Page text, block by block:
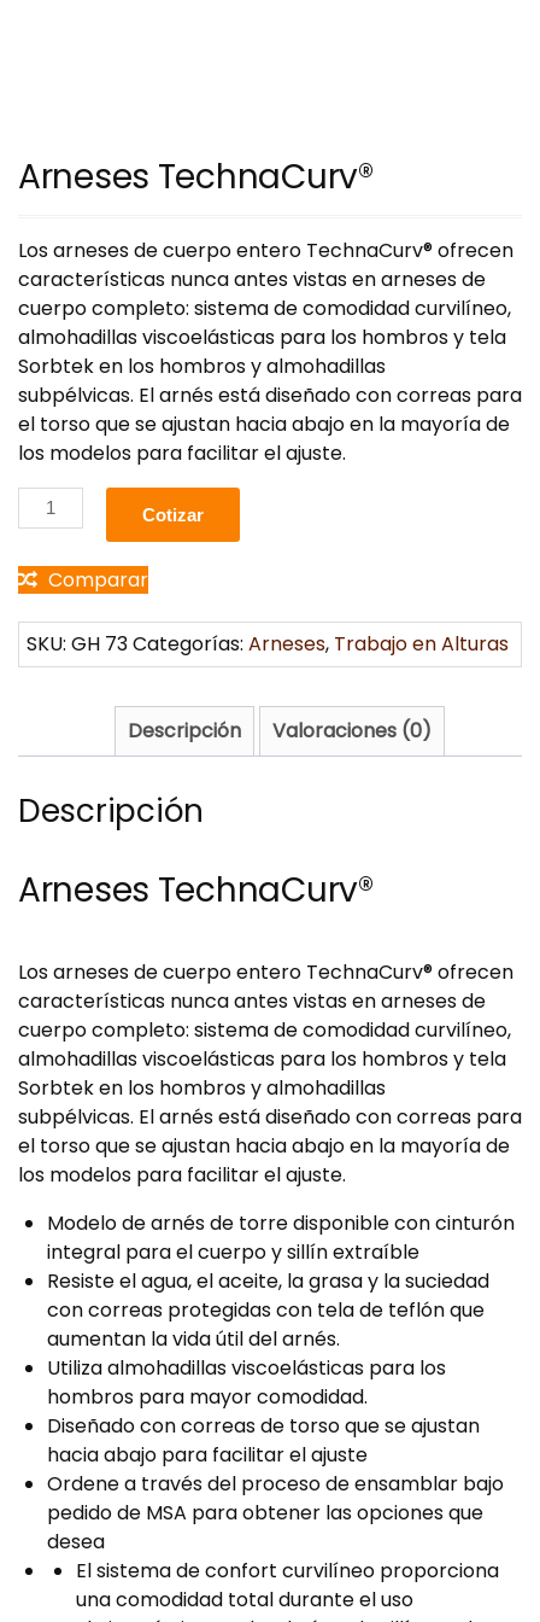
Arneses TechnaCurv®
Los arneses de cuerpo entero TechnaCurv® ofrecen
características nunca antes vistas en arneses de
cuerpo completo: sistema de comodidad curvilíneo,
almohadillas viscoelásticas para los hombros y tela
Sorbtek en los hombros y almohadillas
subpélvicas. El arnés está diseñado con correas para
el torso que se ajustan hacia abajo en la mayoría de
los modelos para facilitar el ajuste.
Cotizar
Comparar
SKU: GH 73Categorías: Arneses, Trabajo en Alturas
Descripción Valoraciones (0)
Descripción
Arneses TechnaCurv®
Los arneses de cuerpo entero TechnaCurv® ofrecen
características nunca antes vistas en arneses de
cuerpo completo: sistema de comodidad curvilíneo,
almohadillas viscoelásticas para los hombros y tela
Sorbtek en los hombros y almohadillas
subpélvicas. El arnés está diseñado con correas para
el torso que se ajustan hacia abajo en la mayoría de
los modelos para facilitar el ajuste.
Modelo de arnés de torre disponible con cinturón
integral para el cuerpo y sillín extraíble
Resiste el agua, el aceite, la grasa y la suciedad
con correas protegidas con tela de teflón que
aumentan la vida útil del arnés.
Utiliza almohadillas viscoelásticas para los
hombros para mayor comodidad.
Diseñado con correas de torso que se ajustan
hacia abajo para facilitar el ajuste
Ordene a través del proceso de ensamblar bajo
pedido de MSA para obtener las opciones que
desea
El sistema de confort curvilíneo proporciona
una comodidad total durante el uso